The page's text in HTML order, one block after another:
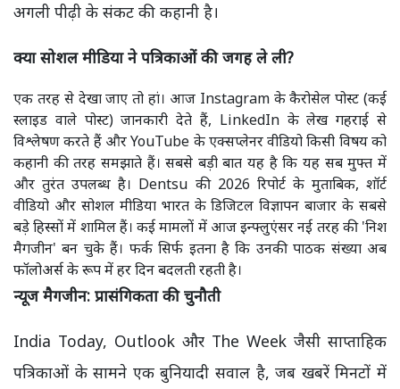
अगली पीढ़ी के संकट की कहानी है।
क्या सोशल मीडिया ने पत्रिकाओं की जगह ले ली?
एक तरह से देखा जाए तो हां। आज Instagram के कैरोसेल पोस्ट (कई
स्लाइड वाले पोस्ट) जानकारी देते हैं, LinkedIn के लेख गहराई से
विश्लेषण करते हैं और YouTube के एक्सप्लेनर वीडियो किसी विषय को
कहानी की तरह समझाते हैं। सबसे बड़ी बात यह है कि यह सब मुफ्त में
और तुरंत उपलब्ध है। Dentsu की 2026 रिपोर्ट के मुताबिक, शॉर्ट
वीडियो और सोशल मीडिया भारत के डिजिटल विज्ञापन बाजार के सबसे
बड़े हिस्सों में शामिल हैं। कई मामलों में आज इन्फ्लुएंसर नई तरह की 'निश
मैगजीन' बन चुके हैं। फर्क सिर्फ इतना है कि उनकी पाठक संख्या अब
फॉलोअर्स के रूप में हर दिन बदलती रहती है।
न्यूज मैगजीन: प्रासंगिकता की चुनौती
India Today, Outlook और The Week जैसी साप्ताहिक
पत्रिकाओं के सामने एक बुनियादी सवाल है, जब खबरें मिनटों में